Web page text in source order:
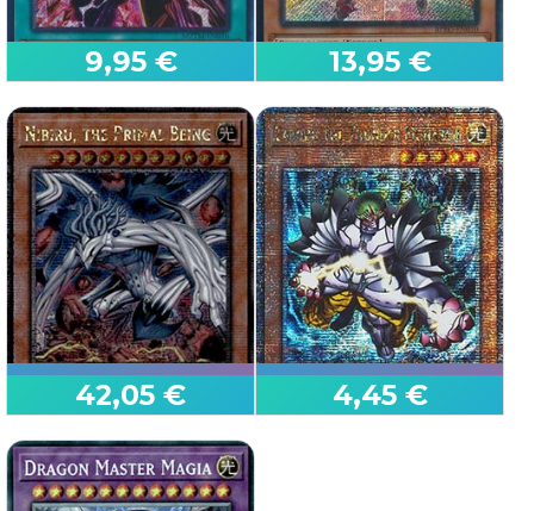
First Edition
Tachionico Settimo
Maze of the Master
9,95 €
First Edition
Elfnote Lucina
Burst Protocol
13,95 €
First Edition
42,05 € 4,45 €